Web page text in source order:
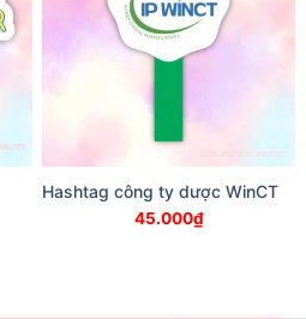
Hashtag công ty dược WinCT
45.000₫